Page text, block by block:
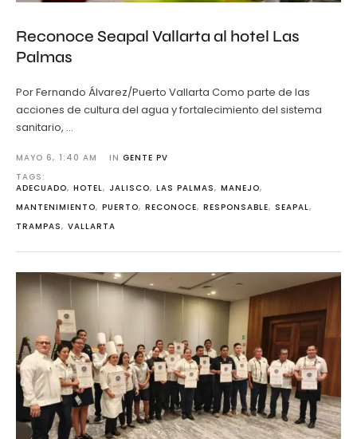
Reconoce Seapal Vallarta al hotel Las
Palmas
Por Fernando Álvarez/Puerto Vallarta Como parte de las
acciones de cultura del agua y fortalecimiento del sistema
sanitario, …
MAYO 6, 1:40 AM IN GENTE PV
TAGS:
ADECUADO, HOTEL, JALISCO, LAS PALMAS, MANEJO,
MANTENIMIENTO, PUERTO, RECONOCE, RESPONSABLE, SEAPAL,
TRAMPAS, VALLARTA